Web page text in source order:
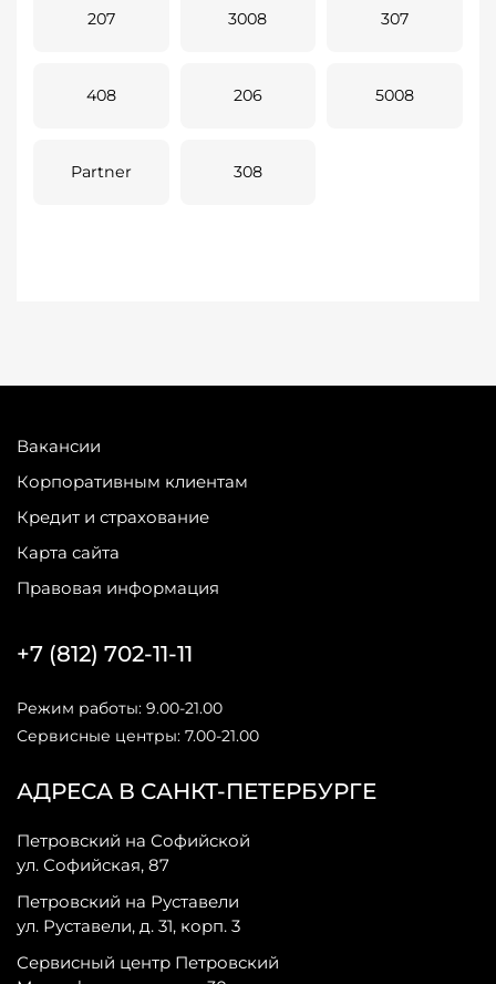
207 3008 307
408 206 5008
Partner 308
Вакансии
Корпоративным клиентам
Кредит и страхование
Карта сайта
Правовая информация
АДРЕСА В САНКТ-ПЕТЕРБУРГЕ
Петровский на Софийской
ул. Софийская, 87
Петровский на Руставели
ул. Руставели, д. 31, корп. 3
Сервисный центр Петровский
+7 (812) 702-11-11
Режим работы: 9.00-21.00
Сервисные центры: 7.00-21.00